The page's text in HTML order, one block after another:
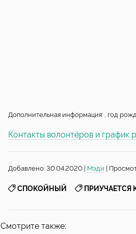
Дополнительная информация: , год
Контакты волонтёров и график
Добавлено: 30.04.2020 | Мэди |
СПОКОЙНЫЙ ПРИУЧАЕТСЯ
Смотрите также: